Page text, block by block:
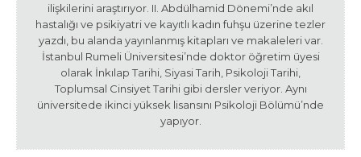
ilişkilerini araştırıyor. II. Abdülhamid Dönemi’nde akıl
hastalığı ve psikiyatri ve kayıtlı kadın fuhşu üzerine tezler
yazdı, bu alanda yayınlanmış kitapları ve makaleleri var.
İstanbul Rumeli Üniversitesi’nde doktor öğretim üyesi
olarak İnkılap Tarihi, Siyasi Tarih, Psikoloji Tarihi,
Toplumsal Cinsiyet Tarihi gibi dersler veriyor. Aynı
üniversitede ikinci yüksek lisansını Psikoloji Bölümü’nde
yapıyor.